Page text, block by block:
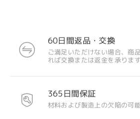
60日間返品・交換
ご満足いただけない場合、商
れば交換または返金を承ります
365日間保証
材料および製造上の欠陥の可